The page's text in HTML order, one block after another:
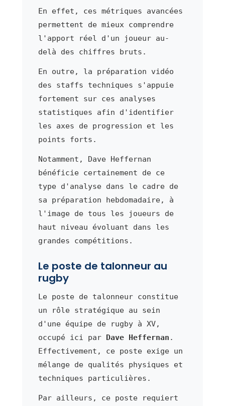
En effet, ces métriques avancées
permettent de mieux comprendre
l'apport réel d'un joueur au-
delà des chiffres bruts.
En outre, la préparation vidéo
des staffs techniques s'appuie
fortement sur ces analyses
statistiques afin d'identifier
les axes de progression et les
points forts.
Notamment, Dave Heffernan
bénéficie certainement de ce
type d'analyse dans le cadre de
sa préparation hebdomadaire, à
l'image de tous les joueurs de
haut niveau évoluant dans les
grandes compétitions.
Le poste de talonneur au
rugby
Le poste de talonneur constitue
un rôle stratégique au sein
d'une équipe de rugby à XV,
occupé ici par Dave Heffernan .
Effectivement, ce poste exige un
mélange de qualités physiques et
techniques particulières.
Par ailleurs, ce poste requiert